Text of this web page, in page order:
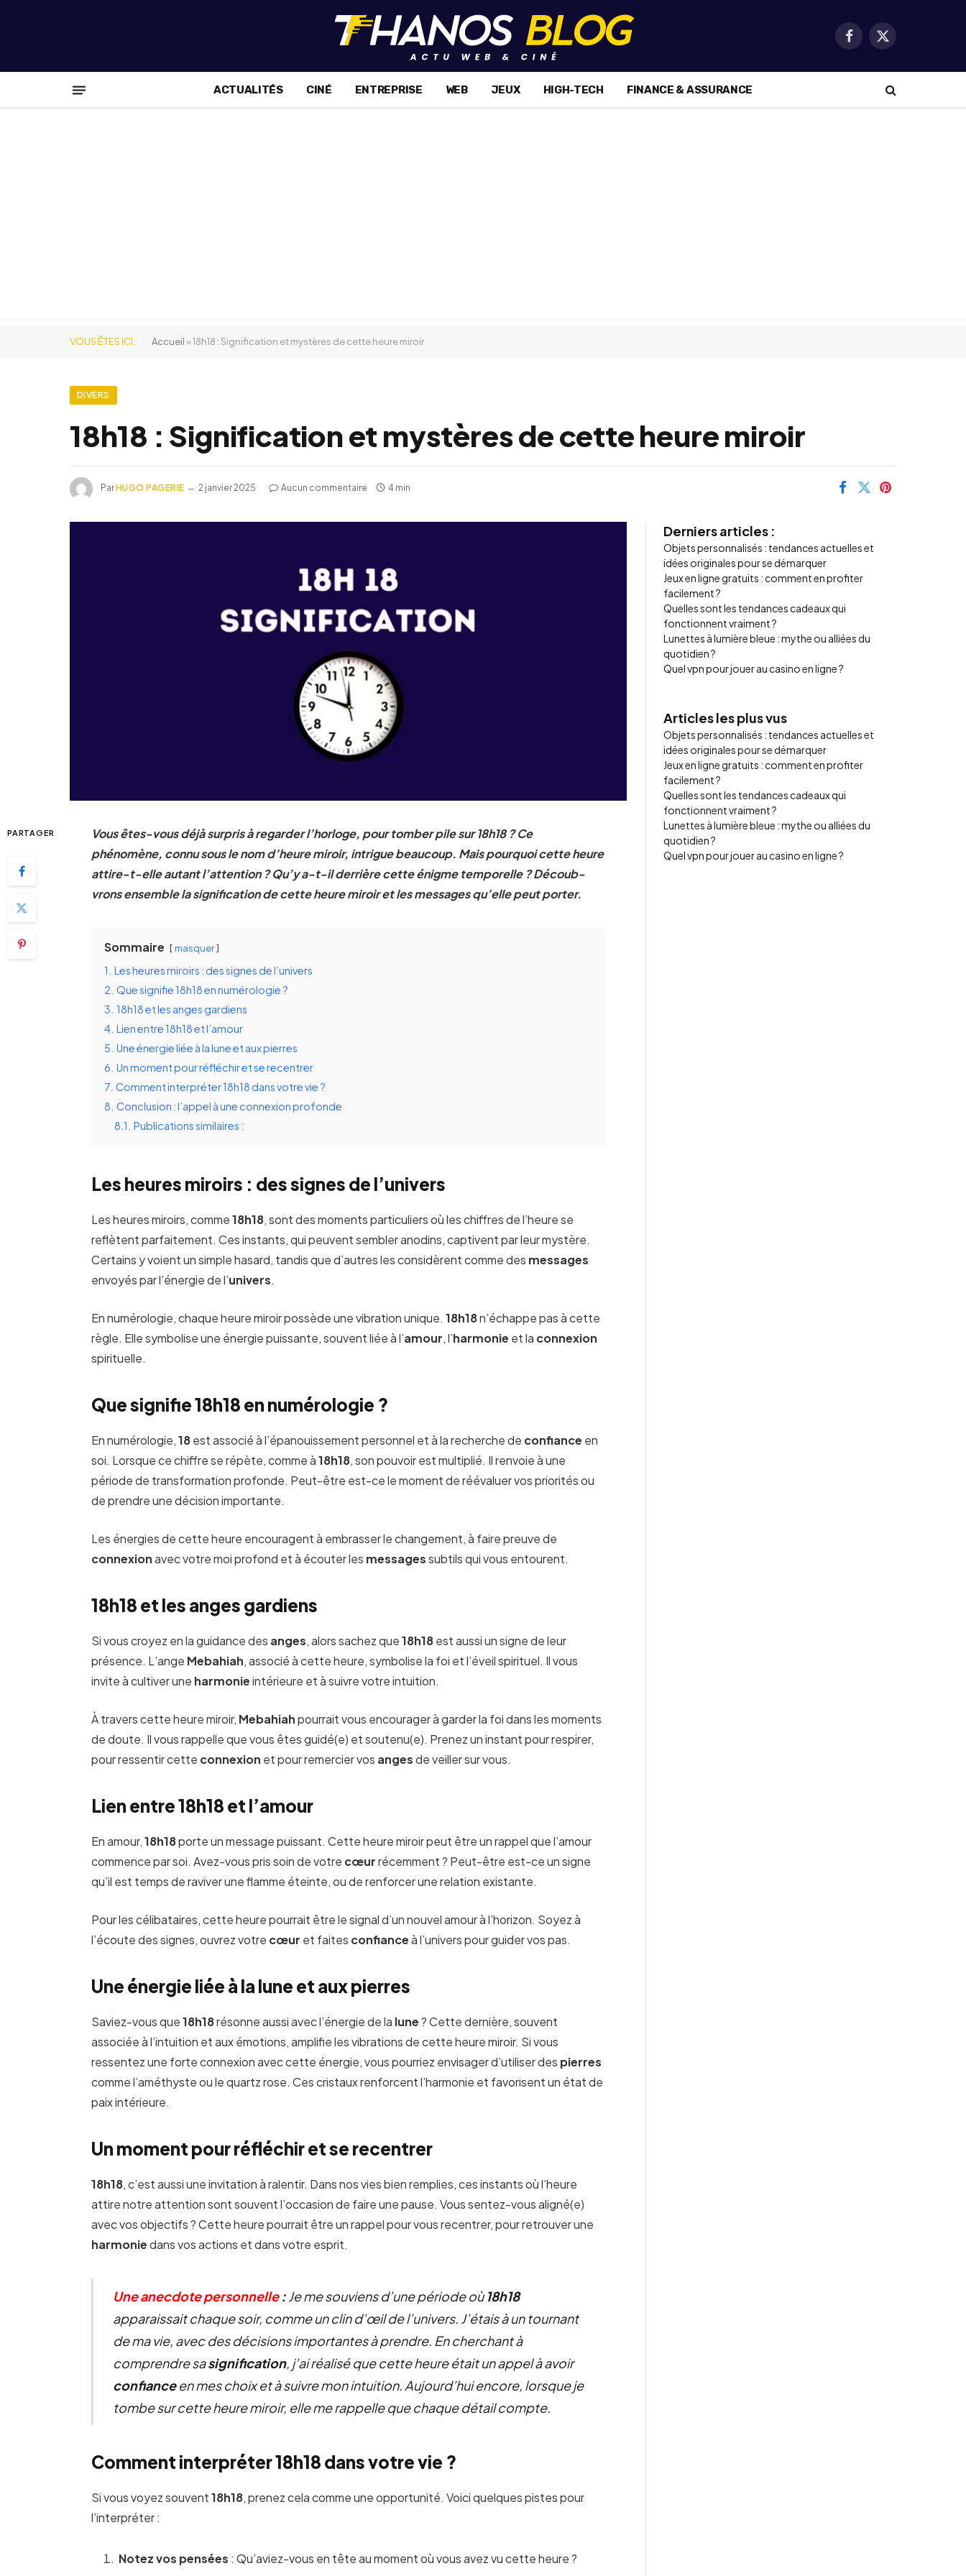
Facebook
X
ACTUALITÉS CINÉ ENTREPRISE WEB JEUX HIGH-TECH FINANCE & ASSURANCE
VOUS ÊTES ICI : Accueil »18h18 : Signification et mystères de cette heure miroir
DIVERS
18h18 : Signification et mystères de cette heure miroir
ParHUGO PAGERIE 2 janvier 2025 Aucun commentaire 4 min
PARTAGER
Vous êtes-vous déjà surpris à regarder l’horloge, pour tomber pile sur 18h18 ? Ce
phénomène, connu sous le nom d’heure miroir, intrigue beaucoup. Mais pourquoi cette heure
attire-t-elle autant l’attention ? Qu’y a-t-il derrière cette énigme temporelle ? Découb-
vrons ensemble la signification de cette heure miroir et les messages qu’elle peut porter.
Sommaire masquer
1. Les heures miroirs : des signes de l’univers
2. Que signifie 18h18 en numérologie ?
3. 18h18 et les anges gardiens
4. Lien entre 18h18 et l’amour
5. Une énergie liée à la lune et aux pierres
6. Un moment pour réfléchir et se recentrer
7. Comment interpréter 18h18 dans votre vie ?
8. Conclusion : l’appel à une connexion profonde
8.1. Publications similaires :
Les heures miroirs : des signes de l’univers
Les heures miroirs, comme18h18, sont des moments particuliers où les chiffres de l’heure se
reflètent parfaitement. Ces instants, qui peuvent sembler anodins, captivent par leur mystère.
Certains y voient un simple hasard, tandis que d’autres les considèrent comme des messages
envoyés par l’énergie de l’univers.
En numérologie, chaque heure miroir possède une vibration unique.18h18n’échappe pas à cette
règle. Elle symbolise une énergie puissante, souvent liée à l’amour, l’harmonie et la connexion
spirituelle.
Que signifie 18h18 en numérologie ?
En numérologie,18est associé à l’épanouissement personnel et à la recherche de confiance en
soi. Lorsque ce chiffre se répète, comme à18h18, son pouvoir est multiplié. Il renvoie à une
période de transformation profonde. Peut-être est-ce le moment de réévaluer vos priorités ou
de prendre une décision importante.
Les énergies de cette heure encouragent à embrasser le changement, à faire preuve de
connexionavec votre moi profond et à écouter les messagessubtils qui vous entourent.
18h18 et les anges gardiens
Si vous croyez en la guidance des anges, alors sachez que18h18est aussi un signe de leur
présence. L’ange Mebahiah, associé à cette heure, symbolise la foi et l’éveil spirituel. Il vous
invite à cultiver une harmonieintérieure et à suivre votre intuition.
À travers cette heure miroir, Mebahiahpourrait vous encourager à garder la foi dans les moments
de doute. Il vous rappelle que vous êtes guidé(e) et soutenu(e). Prenez un instant pour respirer,
pour ressentir cette connexion et pour remercier vos angesde veiller sur vous.
Lien entre 18h18 et l’amour
En amour,18h18porte un message puissant. Cette heure miroir peut être un rappel que l’amour
commence par soi. Avez-vous pris soin de votre cœurrécemment ? Peut-être est-ce un signe
qu’il est temps de raviver une flamme éteinte, ou de renforcer une relation existante.
Pour les célibataires, cette heure pourrait être le signal d’un nouvel amour à l’horizon. Soyez à
l’écoute des signes, ouvrez votre cœur et faites confianceà l’univers pour guider vos pas.
Une énergie liée à la lune et aux pierres
Saviez-vous que18h18résonne aussi avec l’énergie de la lune? Cette dernière, souvent
associée à l’intuition et aux émotions, amplifie les vibrations de cette heure miroir. Si vous
ressentez une forte connexion avec cette énergie, vous pourriez envisager d’utiliser des pierres
comme l’améthyste ou le quartz rose. Ces cristaux renforcent l’harmonie et favorisent un état de
paix intérieure.
Un moment pour réfléchir et se recentrer
18h18, c’est aussi une invitation à ralentir. Dans nos vies bien remplies, ces instants où l’heure
attire notre attention sont souvent l’occasion de faire une pause. Vous sentez-vous aligné(e)
avec vos objectifs ? Cette heure pourrait être un rappel pour vous recentrer, pour retrouver une
harmoniedans vos actions et dans votre esprit.
Une anecdote personnelle:Je me souviens d’une période où18h18
apparaissait chaque soir, comme un clin d’œil de l’univers. J’étais à un tournant
de ma vie, avec des décisions importantes à prendre. En cherchant à
comprendre sasignification, j’ai réalisé que cette heure était un appel à avoir
confianceen mes choix et à suivre mon intuition. Aujourd’hui encore, lorsque je
tombe sur cette heure miroir, elle me rappelle que chaque détail compte.
Comment interpréter 18h18 dans votre vie ?
Si vous voyez souvent18h18, prenez cela comme une opportunité. Voici quelques pistes pour
l’interpréter :
Notez vos pensées : Qu’aviez-vous en tête au moment où vous avez vu cette heure ?
Derniers articles :
Objets personnalisés : tendances actuelles et
idées originales pour se démarquer
Jeux en ligne gratuits : comment en profiter
facilement ?
Quelles sont les tendances cadeaux qui
fonctionnent vraiment ?
Lunettes à lumière bleue : mythe ou alliées du
quotidien ?
Quel vpn pour jouer au casino en ligne ?
Articles les plus vus
Objets personnalisés : tendances actuelles et
idées originales pour se démarquer
Jeux en ligne gratuits : comment en profiter
facilement ?
Quelles sont les tendances cadeaux qui
fonctionnent vraiment ?
Lunettes à lumière bleue : mythe ou alliées du
quotidien ?
Quel vpn pour jouer au casino en ligne ?